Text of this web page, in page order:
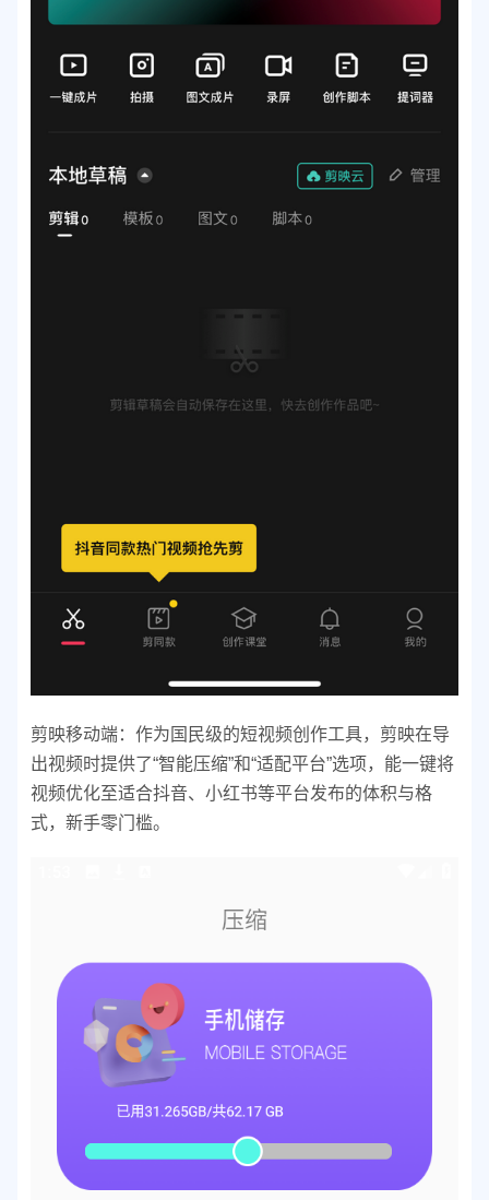
剪映移动端：作为国民级的短视频创作工具，剪映在导
出视频时提供了“智能压缩”和“适配平台”选项，能一键将
视频优化至适合抖音、小红书等平台发布的体积与格
式，新手零门槛。